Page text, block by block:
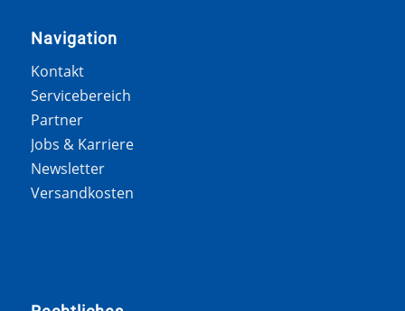
Navigation
Kontakt
Servicebereich
Partner
Jobs & Karriere
Newsletter
Versandkosten